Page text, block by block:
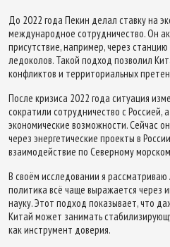
До 2022 года Пекин делал ставку на
международное сотрудничество. Он
присутствие, например, через
ледоколов. Такой подход позволил
конфликтов и территориальных
После кризиса 2022 года ситуация
сократили сотрудничество с Россией,
экономические возможности. Сейчас
через энергетические проекты в
взаимодействие по Северному
В своём исследовании я рассматриваю
политика всё чаще выражается через
науку. Этот подход показывает, что
Китай может занимать
как инструмент доверия.